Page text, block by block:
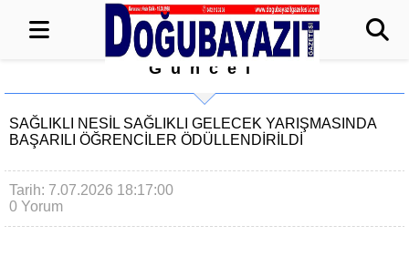
Güncel
SAĞLIKLI NESİL SAĞLIKLI GELECEK YARIŞMASINDA
BAŞARILI ÖĞRENCİLER ÖDÜLLENDİRİLDİ
Tarih: 7.07.2026 18:17:00
0 Yorum